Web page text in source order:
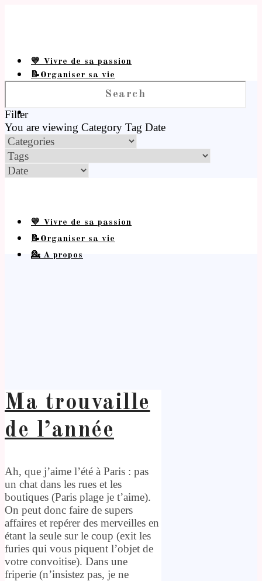
💛 Vivre de sa passion
📝Organiser sa vie
Filter
You are viewing Category Tag Date
💛 Vivre de sa passion
📝Organiser sa vie
💁 A propos
Ma trouvaille
de l’année
Ah, que j’aime l’été à Paris : pas
un chat dans les rues et les
boutiques (Paris plage je t’aime).
On peut donc faire de supers
affaires et repérer des merveilles en
étant la seule sur le coup (exit les
furies qui vous piquent l’objet de
votre convoitise). Dans une
friperie (n’insistez pas, je ne